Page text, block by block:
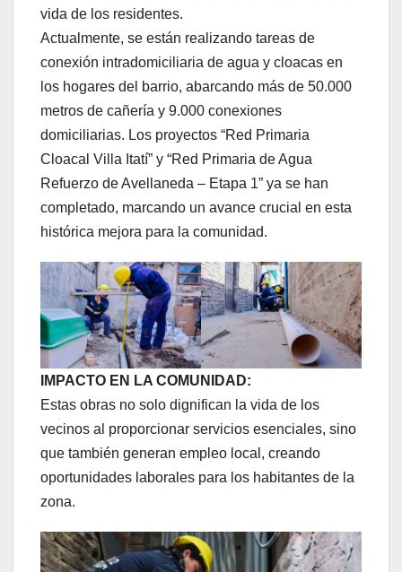
vida de los residentes.
Actualmente, se están realizando tareas de
conexión intradomiciliaria de agua y cloacas en
los hogares del barrio, abarcando más de 50.000
metros de cañería y 9.000 conexiones
domiciliarias. Los proyectos “Red Primaria
Cloacal Villa Itatí” y “Red Primaria de Agua
Refuerzo de Avellaneda – Etapa 1” ya se han
completado, marcando un avance crucial en esta
histórica mejora para la comunidad.
IMPACTO EN LA COMUNIDAD:
Estas obras no solo dignifican la vida de los
vecinos al proporcionar servicios esenciales, sino
que también generan empleo local, creando
oportunidades laborales para los habitantes de la
zona.